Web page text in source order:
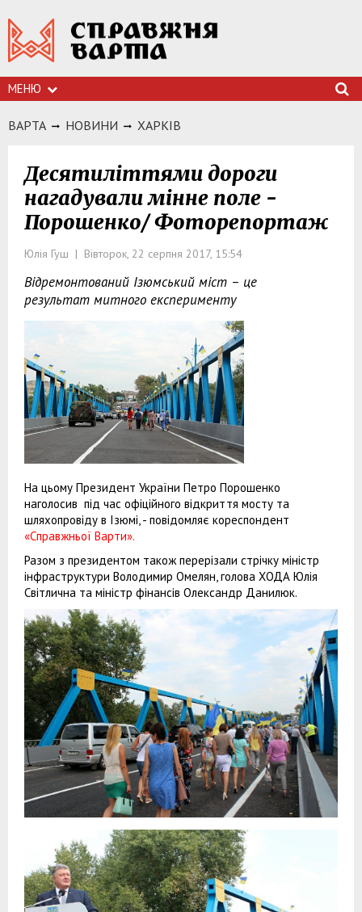
МЕНЮ
ВАРТА НОВИНИ ХАРКIВ
Десятиліттями дороги
нагадували мінне поле -
Порошенко/ Фоторепортаж
Юлія Гуш | Вівторок, 22 серпня 2017, 15:54
Відремонтований Ізюмський міст – це
результат митного експерименту
На цьому Президент України Петро Порошенко
наголосив під час офіційного відкриття мосту та
шляхопровіду в Ізюмі, - повідомляє кореспондент
«Справжньої Варти».
Разом з президентом також перерізали стрічку міністр
інфраструктури Володимир Омелян, голова ХОДА Юлія
Світлична та міністр фінансів Олександр Данилюк.